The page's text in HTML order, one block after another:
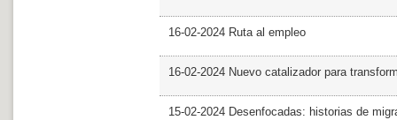
16-02-2024 Ruta al empleo
16-02-2024 Nuevo catalizador para
15-02-2024 Desenfocadas: historias de